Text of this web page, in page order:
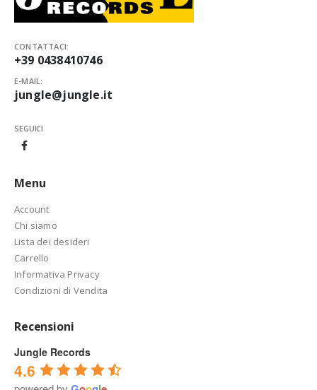
CONTATTACI:
+39 0438410746
E-MAIL:
jungle@jungle.it
SEGUICI
Menu
Account
Chi siamo
Lista dei desideri
Carrello
Informativa Privacy
Condizioni di Vendita
Recensioni
Jungle Records
4.6